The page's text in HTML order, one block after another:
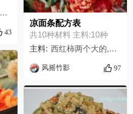
43
凉面条配方表
共10种材料 主料:10种
主料: 西红柿两个大的,鸡蛋3个,黄瓜2根,荆芥1两,蒜1整头大个,醋适量（按自己口味）,盐适量,香油适量,芝麻酱适量,面条500克,
风摇竹影 97